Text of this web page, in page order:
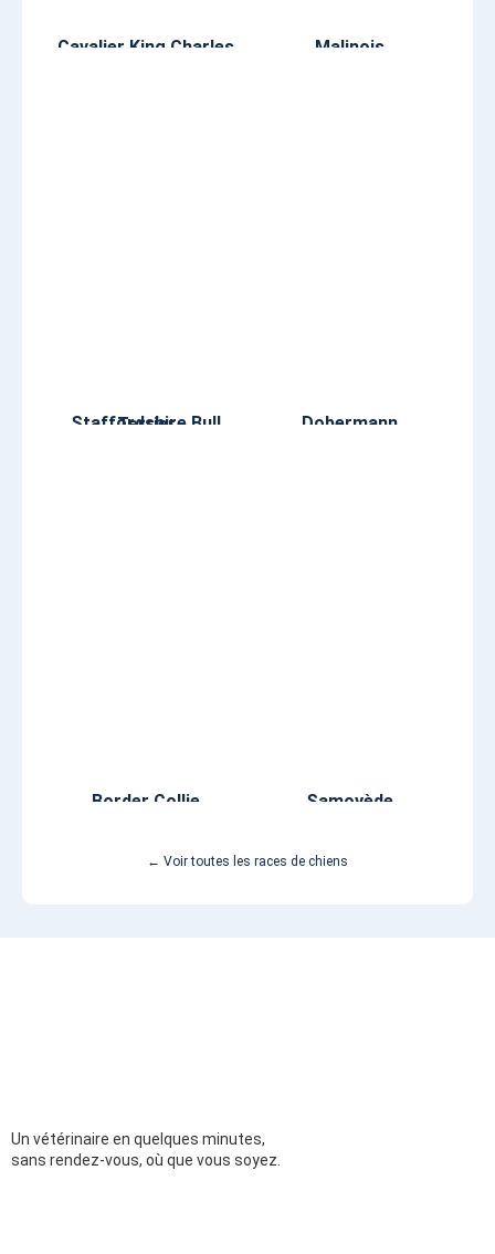
Cavalier King Charles Malinois
Staffordshire Bull Terrier Dobermann
Border Collie Samoyède
← Voir toutes les races de chiens
Un vétérinaire en quelques minutes,
sans rendez-vous, où que vous soyez.